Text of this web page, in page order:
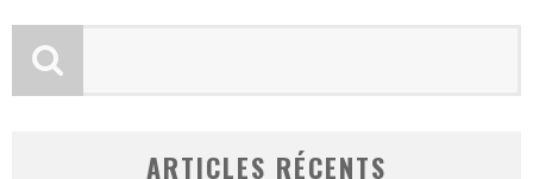
ARTICLES RÉCENTS